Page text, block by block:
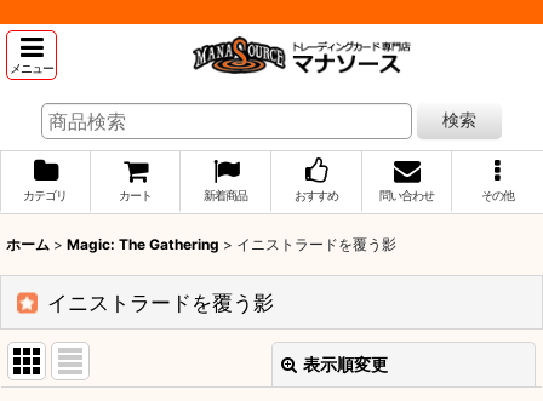
メニュー
検索
カテゴリ カート 新着商品 おすすめ 問い合わせ その他
ホーム > Magic: The Gathering > イニストラードを覆う影
イニストラードを覆う影
表示順変更